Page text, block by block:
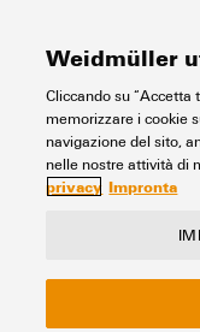
Contatto Il
Sito
Weidmüller
Cliccando su “Accetta
memorizzare i cookie
navigazione del sito,
nelle nostre attività di
privacy Impronta